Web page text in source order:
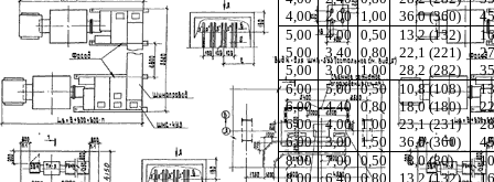
4,00
2,00 1,00 36,0 (360)
5,00
4,00 0,50 13,2 (132)
5,00
3,40 0,80 22,1 (221)
5,00
3,00 1,00 28,2 (282)
6,00
5,00 0,50 10,8 (108)
6,00
4,40 0,80 18,0 (180)
6,00
4,00 1,00 23,1 (231)
6,00
3,00 1,50 36,0 (360)
8,00
7,00 0,50 8,0 (80)
8,00
6,40 0,80 13,2 (132)